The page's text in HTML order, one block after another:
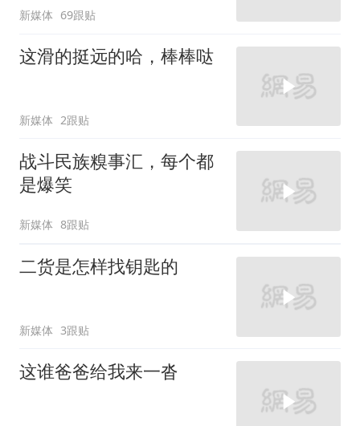
新媒体 69跟贴
这滑的挺远的哈，棒棒哒
新媒体 2跟贴
战斗民族糗事汇，每个都
是爆笑
新媒体 8跟贴
二货是怎样找钥匙的
新媒体 3跟贴
这谁爸爸给我来一沓